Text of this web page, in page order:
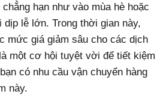
hạn như vào mùa hè hoặc
dịp lễ lớn. Trong thời gian này,
mức giá giảm sâu cho các dịch
một cơ hội tuyệt vời để tiết kiệm
có nhu cầu vận chuyển hàng
này.